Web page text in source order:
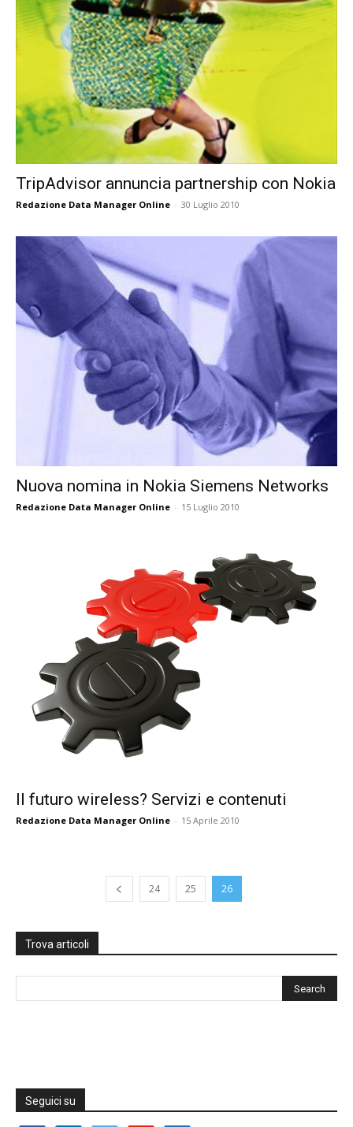
TripAdvisor annuncia partnership con Nokia
Redazione Data Manager Online - 30 Luglio 2010
Nuova nomina in Nokia Siemens Networks
Redazione Data Manager Online - 15 Luglio 2010
Il futuro wireless? Servizi e contenuti
Redazione Data Manager Online - 15 Aprile 2010
24 25 26
Trova articoli
Seguici su